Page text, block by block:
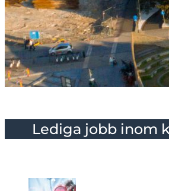
Lediga jobb inom